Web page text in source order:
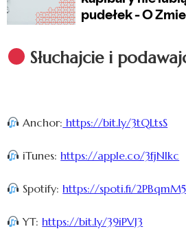
Słuchajcie i
Anchor: https://bit.ly/3tQLtsS
iTunes: https://apple.co/3fjNIkc
Spotify: https://spoti.fi/2PBqmM5
YT: https://bit.ly/39iPVJ3